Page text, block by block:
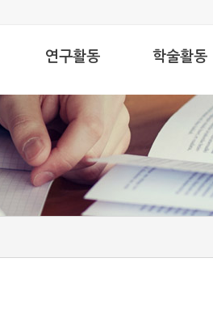
연구활동
인문한국사업
수행연구과제
연구교류
학술활동
학술대회
학술발표회
비평/문화이론학
교
연속기획특강